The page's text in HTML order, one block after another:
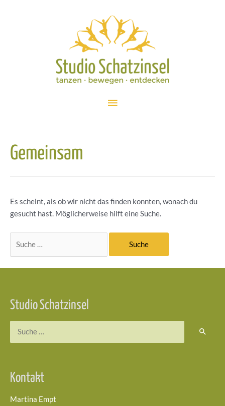
Hauptmenü
Gemeinsam
Es scheint, als ob wir nicht das finden konnten, wonach du
gesucht hast. Möglicherweise hilft eine Suche.
nach:
Studio Schatzinsel
Kontakt
Martina Empt